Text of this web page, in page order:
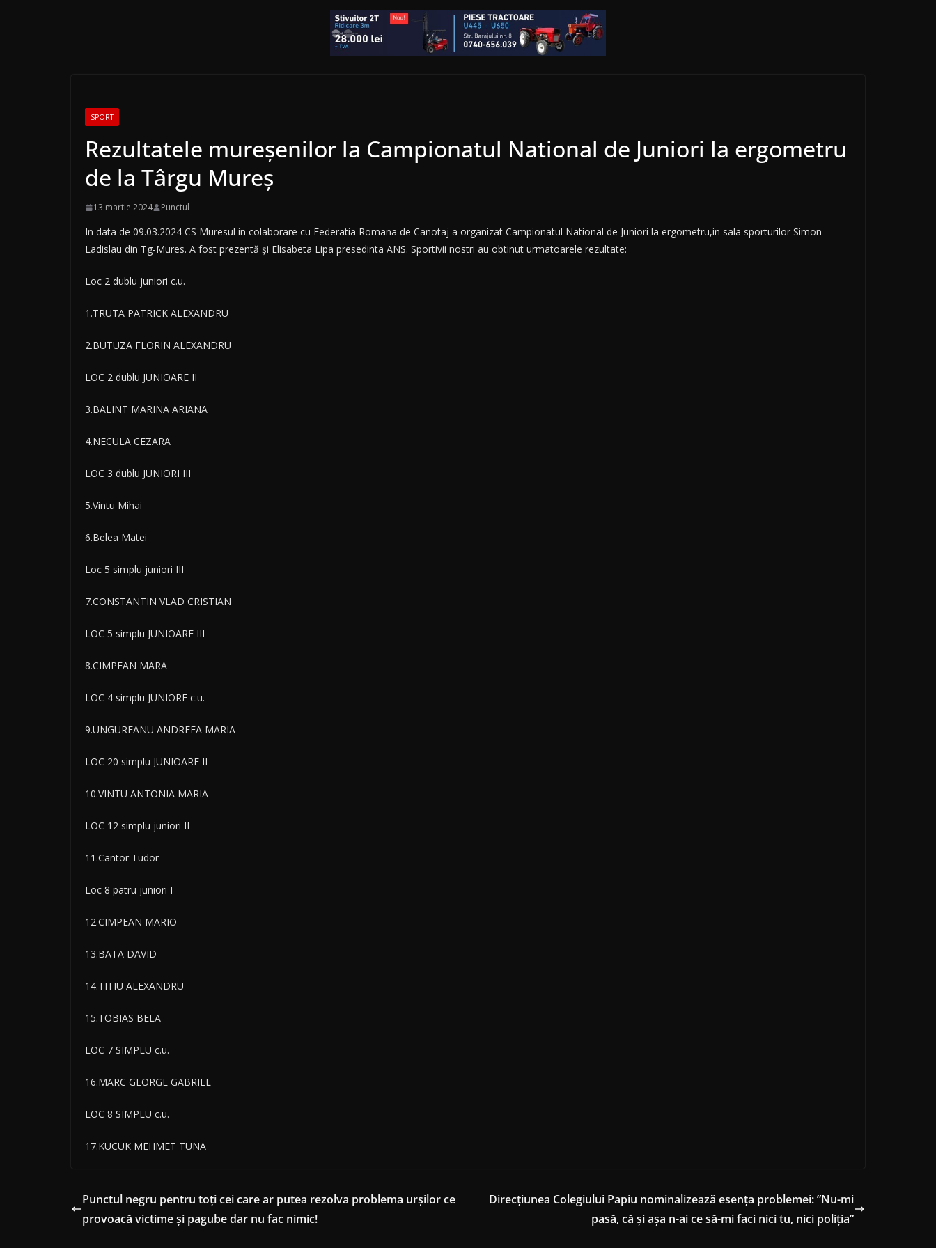
SPORT
Rezultatele mureșenilor la Campionatul National de Juniori la ergometru
de la Târgu Mureș
13 martie 2024 Punctul
In data de 09.03.2024 CS Muresul in colaborare cu Federatia Romana de Canotaj a organizat Campionatul National de Juniori la ergometru,in sala sporturilor Simon
Ladislau din Tg-Mures. A fost prezentă și Elisabeta Lipa presedinta ANS. Sportivii nostri au obtinut urmatoarele rezultate:
Loc 2 dublu juniori c.u.
1.TRUTA PATRICK ALEXANDRU
2.BUTUZA FLORIN ALEXANDRU
LOC 2 dublu JUNIOARE II
3.BALINT MARINA ARIANA
4.NECULA CEZARA
LOC 3 dublu JUNIORI III
5.Vintu Mihai
6.Belea Matei
Loc 5 simplu juniori III
7.CONSTANTIN VLAD CRISTIAN
LOC 5 simplu JUNIOARE III
8.CIMPEAN MARA
LOC 4 simplu JUNIORE c.u.
9.UNGUREANU ANDREEA MARIA
LOC 20 simplu JUNIOARE II
10.VINTU ANTONIA MARIA
LOC 12 simplu juniori II
11.Cantor Tudor
Loc 8 patru juniori I
12.CIMPEAN MARIO
13.BATA DAVID
14.TITIU ALEXANDRU
15.TOBIAS BELA
LOC 7 SIMPLU c.u.
16.MARC GEORGE GABRIEL
LOC 8 SIMPLU c.u.
17.KUCUK MEHMET TUNA
Punctul negru pentru toți cei care ar putea rezolva problema urșilor ce
provoacă victime și pagube dar nu fac nimic!
Direcțiunea Colegiului Papiu nominalizează esența problemei: ”Nu-mi
pasă, că și așa n-ai ce să-mi faci nici tu, nici poliția”